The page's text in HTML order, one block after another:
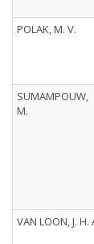
POLAK, M. V.
SUMAMPOUW,
M.
VAN LOON, J. H.